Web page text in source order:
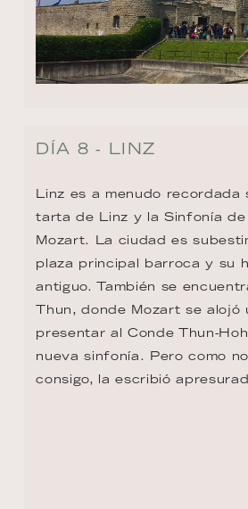
DÍA 8 - LINZ
Linz es a menudo recordada
tarta de Linz y la Sinfonía
Mozart. La ciudad es
plaza principal barroca y su
antiguo. También se
Thun, donde Mozart se alojó
presentar al Conde Thun-
nueva sinfonía. Pero como
consigo, la escribió